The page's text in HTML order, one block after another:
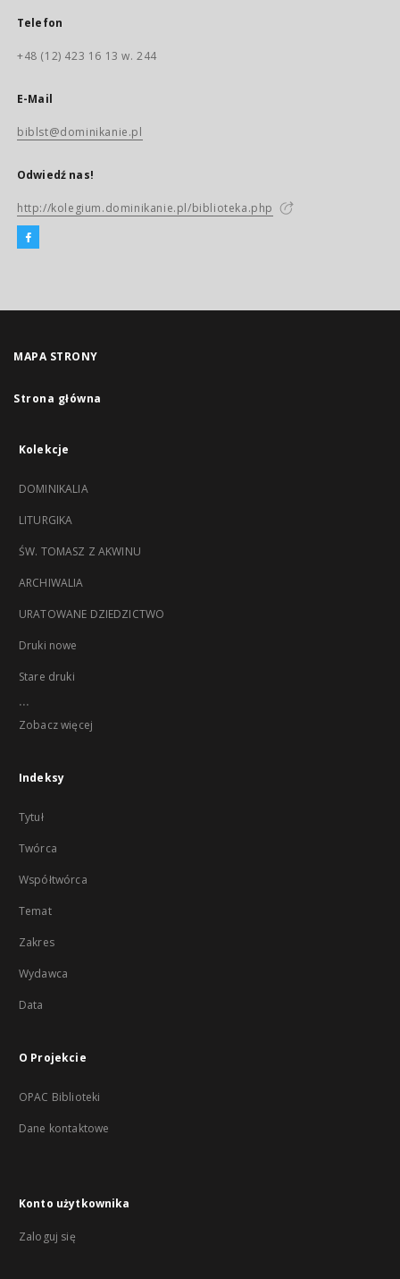
Telefon
+48 (12) 423 16 13 w. 244
E-Mail
biblst@dominikanie.pl
Odwiedź nas!
http://kolegium.dominikanie.pl/biblioteka.php
MAPA STRONY
Strona główna
Kolekcje
DOMINIKALIA
LITURGIKA
ŚW. TOMASZ Z AKWINU
ARCHIWALIA
URATOWANE DZIEDZICTWO
Druki nowe
Stare druki
...
Zobacz więcej
Indeksy
Tytuł
Twórca
Współtwórca
Temat
Zakres
Wydawca
Data
O Projekcie
OPAC Biblioteki
Dane kontaktowe
Konto użytkownika
Zaloguj się